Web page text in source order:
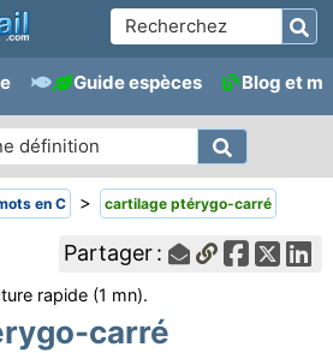
Guide espèces Blog et
en C > cartilage ptérygo-carré
Partager :
rapide (1 mn).
carré